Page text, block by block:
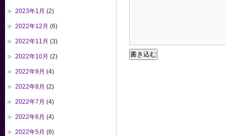
2023年1月 (2)
2022年12月 (6)
2022年11月 (3)
2022年10月 (2)
2022年9月 (4)
2022年8月 (2)
2022年7月 (4)
2022年6月 (4)
2022年5月 (8)